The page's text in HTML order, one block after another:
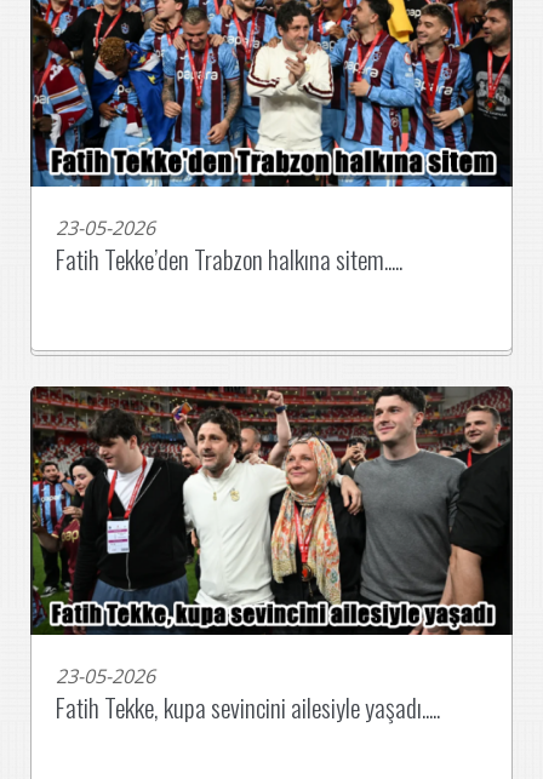
23-05-2026
Fatih Tekke’den Trabzon halkına sitem.....
23-05-2026
Fatih Tekke, kupa sevincini ailesiyle yaşadı.....